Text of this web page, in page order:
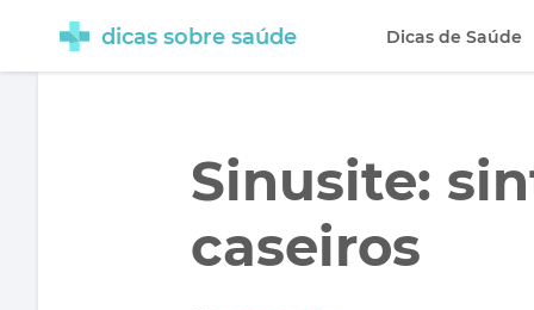
Sinusite:
caseiros
dicas sobre saúde Dicas de Saúde